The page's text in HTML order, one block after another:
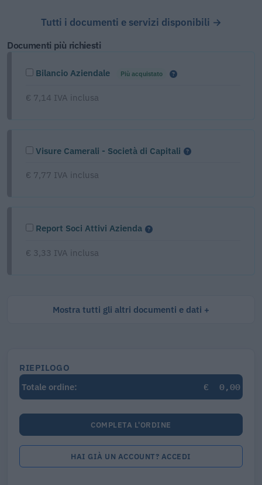
Tutti i documenti e servizi disponibili →
Documenti più richiesti
Bilancio Aziendale Più acquistato
€ 7,14 IVA inclusa
Visure Camerali - Società di Capitali
€ 7,77 IVA inclusa
Report Soci Attivi Azienda
€ 3,33 IVA inclusa
Mostra tutti gli altri documenti e dati
RIEPILOGO
Totale ordine:
€ 0,00
COMPLETA L'ORDINE
HAI GIÀ UN ACCOUNT? ACCEDI